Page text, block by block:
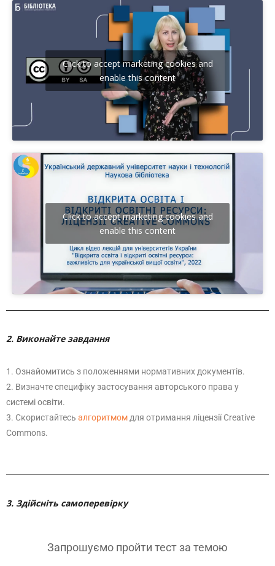
Click to accept marketing cookies and
enable this content
Click to accept marketing cookies and
enable this content
2. Виконайте завдання
1. Ознайомитись з положеннями нормативних документів.
2. Визначте специфіку застосування авторського права у
системі освіти.
3. Скористайтесь алгоритмом для отримання ліцензії Creative
Commons.
3. Здійсніть самоперевірку
Запрошуємо пройти тест за темою